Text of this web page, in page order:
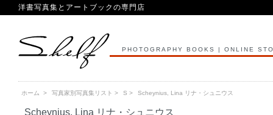
洋書写真集とアートブックの専門店
PHOTOGRAPHY BOOKS | ONLINE
ホーム > 写真家別写真集リスト > S > Scheynius, Lina リナ・シュニウス
Scheynius, Lina リナ・シュニウス